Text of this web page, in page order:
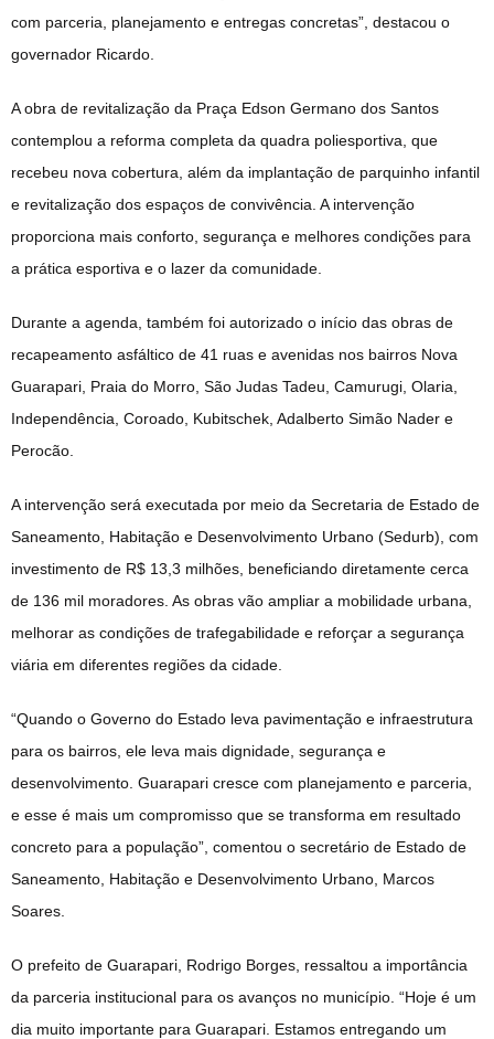
com parceria, planejamento e entregas concretas”, destacou o
governador Ricardo.
A obra de revitalização da Praça Edson Germano dos Santos
contemplou a reforma completa da quadra poliesportiva, que
recebeu nova cobertura, além da implantação de parquinho infantil
e revitalização dos espaços de convivência. A intervenção
proporciona mais conforto, segurança e melhores condições para
a prática esportiva e o lazer da comunidade.
Durante a agenda, também foi autorizado o início das obras de
recapeamento asfáltico de 41 ruas e avenidas nos bairros Nova
Guarapari, Praia do Morro, São Judas Tadeu, Camurugi, Olaria,
Independência, Coroado, Kubitschek, Adalberto Simão Nader e
Perocão.
A intervenção será executada por meio da Secretaria de Estado de
Saneamento, Habitação e Desenvolvimento Urbano (Sedurb), com
investimento de R$ 13,3 milhões, beneficiando diretamente cerca
de 136 mil moradores. As obras vão ampliar a mobilidade urbana,
melhorar as condições de trafegabilidade e reforçar a segurança
viária em diferentes regiões da cidade.
“Quando o Governo do Estado leva pavimentação e infraestrutura
para os bairros, ele leva mais dignidade, segurança e
desenvolvimento. Guarapari cresce com planejamento e parceria,
e esse é mais um compromisso que se transforma em resultado
concreto para a população”, comentou o secretário de Estado de
Saneamento, Habitação e Desenvolvimento Urbano, Marcos
Soares.
O prefeito de Guarapari, Rodrigo Borges, ressaltou a importância
da parceria institucional para os avanços no município. “Hoje é um
dia muito importante para Guarapari. Estamos entregando um